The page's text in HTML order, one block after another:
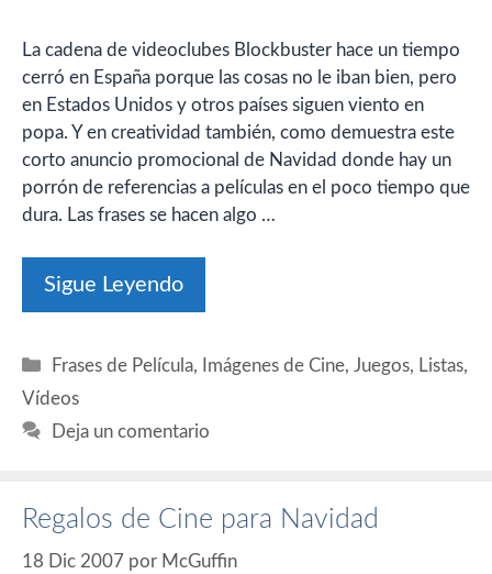
La cadena de videoclubes Blockbuster hace un tiempo
cerró en España porque las cosas no le iban bien, pero
en Estados Unidos y otros países siguen viento en
popa. Y en creatividad también, como demuestra este
corto anuncio promocional de Navidad donde hay un
porrón de referencias a películas en el poco tiempo que
dura. Las frases se hacen algo …
Sigue Leyendo
Categorías
Frases de Película, Imágenes de Cine, Juegos, Listas,
Vídeos
Deja un comentario
Regalos de Cine para Navidad
18 Dic 2007 por McGuffin